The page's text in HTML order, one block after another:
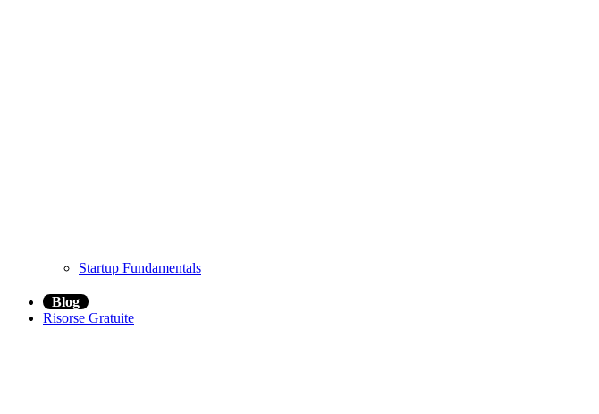
Startup Fundamentals
Blog
Risorse Gratuite